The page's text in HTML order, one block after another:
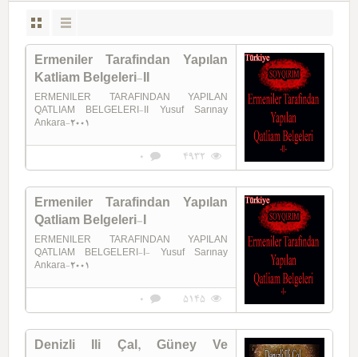
Ermeniler Tarafindan Yapılan
Katliam Belgeleri-II
ERMENILER TARAFINDAN YAPILAN
QATLIAM BELGELERI-II Yusuf Sarınay
Ankara-2001
4932
0
Ermeniler Tarafindan Yapılan
Qatliam Belgeleri-I
ERMENILER TARAFINDAN YAPILAN
QATLIAM BELGELERI-I- Yusuf Sarınay
Ankara-2001
5145
0
Denizli Ili Çal, Güney Ve